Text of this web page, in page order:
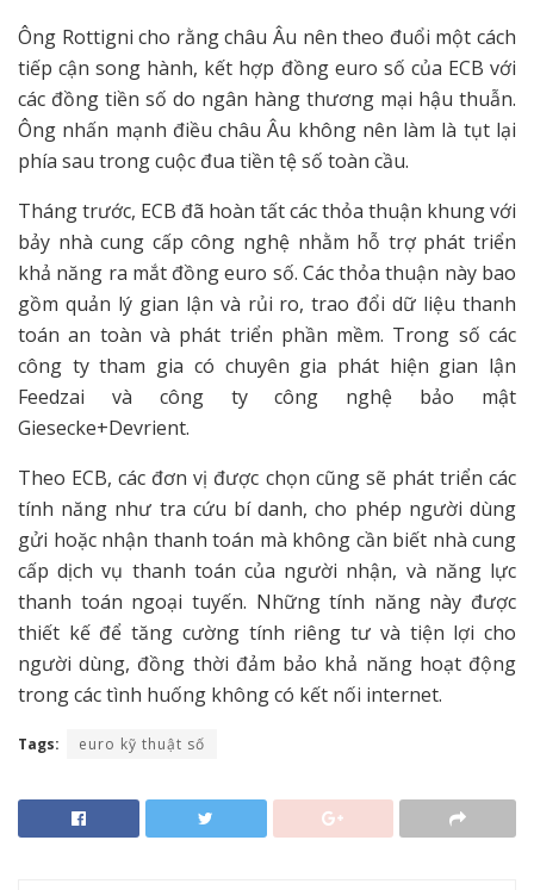
Ông Rottigni cho rằng châu Âu nên theo đuổi một cách
tiếp cận song hành, kết hợp đồng euro số của ECB với
các đồng tiền số do ngân hàng thương mại hậu thuẫn.
Ông nhấn mạnh điều châu Âu không nên làm là tụt lại
phía sau trong cuộc đua tiền tệ số toàn cầu.
Tháng trước, ECB đã hoàn tất các thỏa thuận khung với
bảy nhà cung cấp công nghệ nhằm hỗ trợ phát triển
khả năng ra mắt đồng euro số. Các thỏa thuận này bao
gồm quản lý gian lận và rủi ro, trao đổi dữ liệu thanh
toán an toàn và phát triển phần mềm. Trong số các
công ty tham gia có chuyên gia phát hiện gian lận
Feedzai và công ty công nghệ bảo mật
Giesecke+Devrient.
Theo ECB, các đơn vị được chọn cũng sẽ phát triển các
tính năng như tra cứu bí danh, cho phép người dùng
gửi hoặc nhận thanh toán mà không cần biết nhà cung
cấp dịch vụ thanh toán của người nhận, và năng lực
thanh toán ngoại tuyến. Những tính năng này được
thiết kế để tăng cường tính riêng tư và tiện lợi cho
người dùng, đồng thời đảm bảo khả năng hoạt động
trong các tình huống không có kết nối internet.
Tags: euro kỹ thuật số